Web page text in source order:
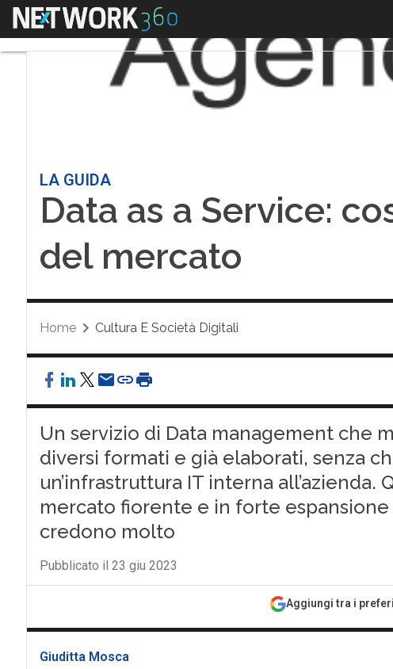
Menu
LA GUIDA
Data as a Service:
del mercato
Home Cultura E Società Digitali
Un servizio di Data management che
diversi formati e già elaborati, senza
un’infrastruttura IT interna all’azienda.
mercato fiorente e in forte
credono molto
Pubblicato il 23 giu 2023
Aggiungi tra i
Giuditta Mosca